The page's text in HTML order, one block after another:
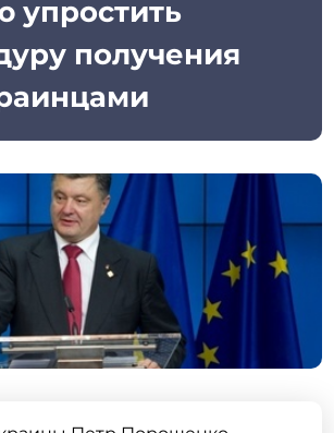
упростить
получения